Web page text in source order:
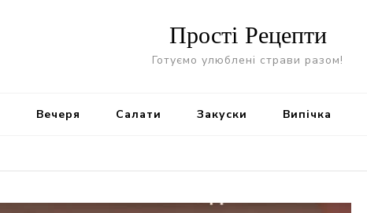
Прості Рецепти
Готуємо улюблені страви разом!
Вечеря Салати Закуски Випічка